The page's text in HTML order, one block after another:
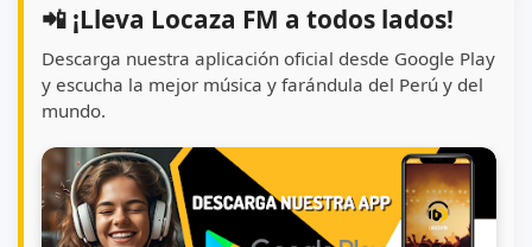
📲 ¡Lleva Locaza FM a todos lados!
Descarga nuestra aplicación oficial desde Google Play
y escucha la mejor música y farándula del Perú y del
mundo.